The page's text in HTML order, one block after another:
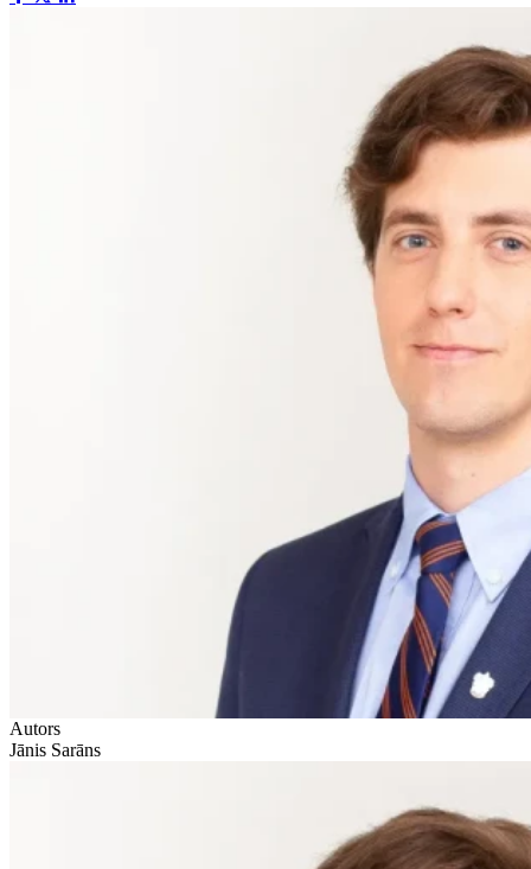
Autors
Jānis Sarāns